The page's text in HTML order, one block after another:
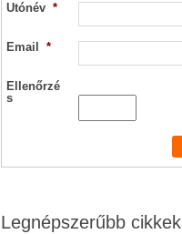
Utónév *
Email *
Ellenőrzé
s
Legnépszerűbb cikkek